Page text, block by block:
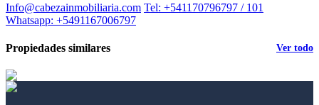
Info@cabezainmobiliaria.com Tel: +541170796797 / 101
Whatsapp: +5491167006797
Propiedades similares Ver todo